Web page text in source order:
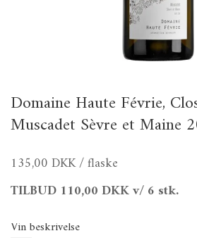
Domaine Haute Févrie,
Muscadet Sèvre et Maine
135,00 DKK/ flaske
TILBUD 110,00 DKKv/ 6 stk.
Vin beskrivelse